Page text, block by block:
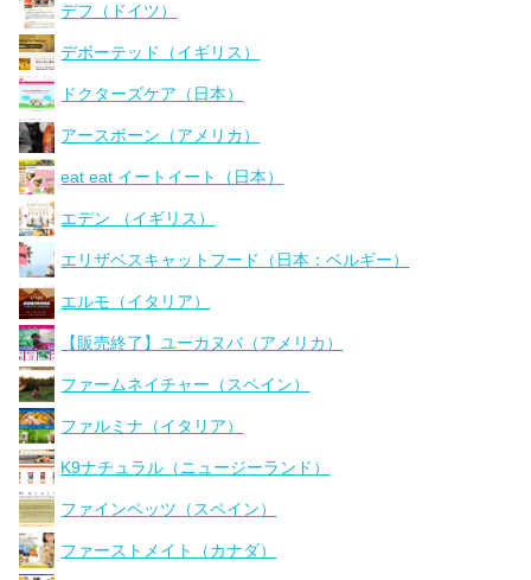
デフ（ドイツ）
デボーテッド（イギリス）
ドクターズケア（日本）
アースボーン（アメリカ）
eat eat イートイート（日本）
エデン （イギリス）
エリザベスキャットフード（日本：ベルギー）
エルモ（イタリア）
【販売終了】ユーカヌバ（アメリカ）
ファームネイチャー（スペイン）
ファルミナ（イタリア）
K9ナチュラル（ニュージーランド）
ファインペッツ（スペイン）
ファーストメイト（カナダ）